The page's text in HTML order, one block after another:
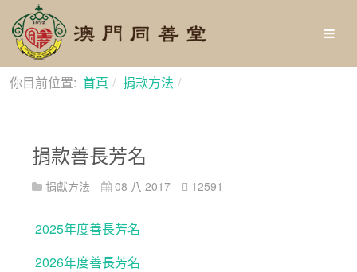
你目前位置: 首頁 捐款方法
捐款善長芳名
捐獻方法 08 八 2017 12591
2025年度善長芳名
2026年度善長芳名